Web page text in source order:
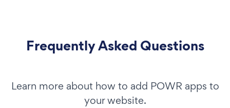
Frequently Asked Questions
Learn more about how to add POWR apps to
your website.